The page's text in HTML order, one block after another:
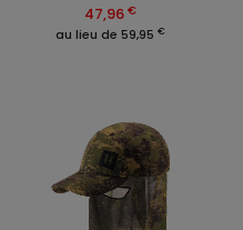
47,96 €
au lieu de 59,95 €